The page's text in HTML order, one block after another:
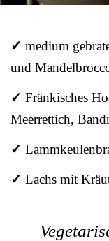
✓ medium
und
✓ Fränkisches
Meerrettich,
✓
✓ Lachs mit